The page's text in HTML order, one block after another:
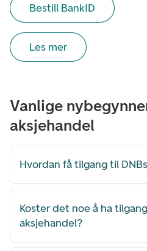
Bestill BankID
Les mer
Vanlige
aksjehandel
Hvordan få tilgang til
Koster det noe å ha
aksjehandel?